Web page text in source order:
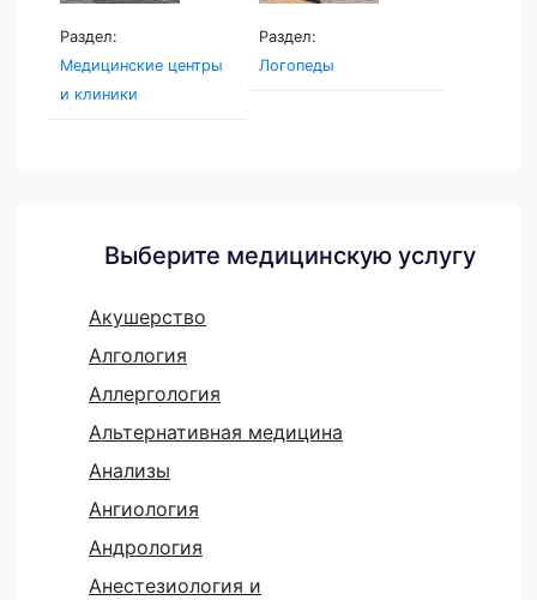
Раздел:
Медицинские центры
и клиники
Раздел:
Логопеды
Выберите медицинскую услугу
Акушерство
Алгология
Аллергология
Альтернативная медицина
Анализы
Ангиология
Андрология
Анестезиология и